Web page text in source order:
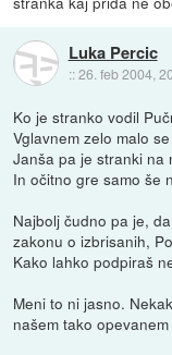
Luka Percic
::26. feb 2004,
Ko je stranko vodil
Vglavnem zelo malo
Janša pa je stranki na
In očitno gre samo še
Najbolj čudno pa je,
zakonu o izbrisanih,
Kako lahko podpiraš
Meni to ni jasno.
našem tako